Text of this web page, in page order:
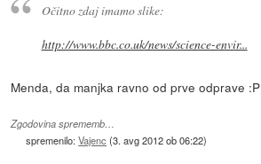
Očitno zdaj imamo slike:
http://www.bbc.co.uk/news/science-envir...
Menda, da manjka ravno od prve odprave :P
Zgodovina sprememb…
spremenilo:Vajenc (3. avg 2012 ob 06:22)